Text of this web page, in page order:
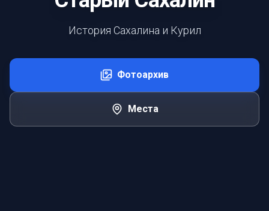
История Сахалина и Курил
Фотоархив
Места